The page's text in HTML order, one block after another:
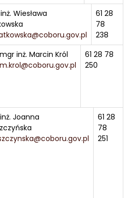
Wiesława
61 28
78
238
mgr inż. Marcin Król
m.krol@coboru.gov.pl
61 28 78
250
Joanna
61 28
78
251